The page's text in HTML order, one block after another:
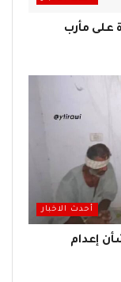
على مأرب
أحدث الاخبار
إعدام